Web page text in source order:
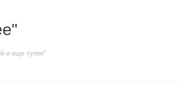
и еще тупее"